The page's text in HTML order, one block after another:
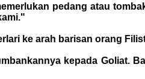
pedang atau
ke arah barisan orang
kepada Goliat.